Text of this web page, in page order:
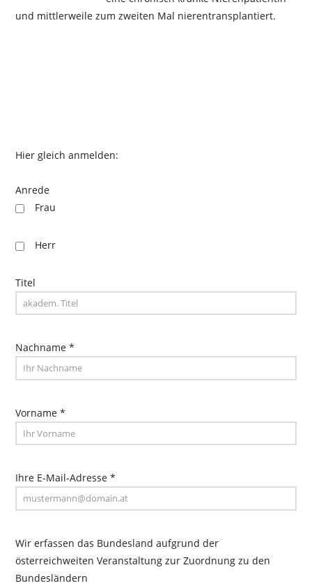
und mittlerweile zum zweiten Mal nierentransplantiert.
Hier gleich anmelden:
Anrede
Frau
Herr
Titel
Nachname *
Vorname *
Ihre E-Mail-Adresse *
Wir erfassen das Bundesland aufgrund der
österreichweiten Veranstaltung zur Zuordnung zu den
Bundesländern